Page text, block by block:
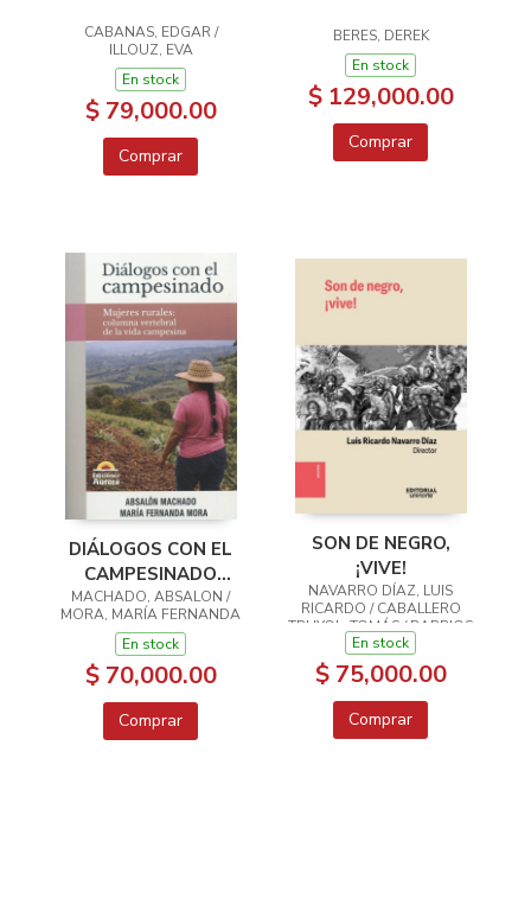
CABANAS, EDGAR /
ILLOUZ, EVA
En stock
$ 79,000.00
Comprar
BERES, DEREK
En stock
$ 129,000.00
Comprar
DIÁLOGOS CON EL
CAMPESINADO
MUJERES RURALES
MACHADO, ABSALON /
MORA, MARÍA FERNANDA
En stock
$ 70,000.00
Comprar
SON DE NEGRO,
¡VIVE!
NAVARRO DÍAZ, LUIS
RICARDO / CABALLERO
TRUYOL, TOMÁS / BARRIOS
MÁRCELES, DIANA LUZ /
SARABIA CASTILLO,
FRANCISCO JAVIER
En stock
$ 75,000.00
Comprar